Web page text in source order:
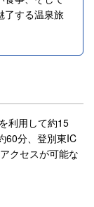
了する温泉旅
利用して約15
60分、登別東IC
クセスが可能な